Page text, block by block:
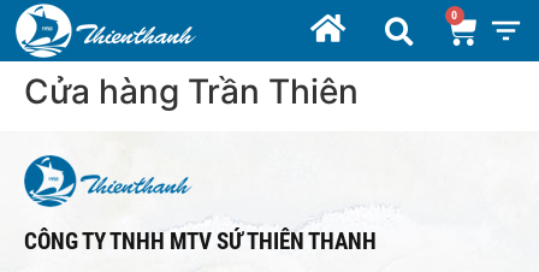
Cửa hàng Trần Thiên
CÔNG TY TNHH MTV SỨ THIÊN THANH